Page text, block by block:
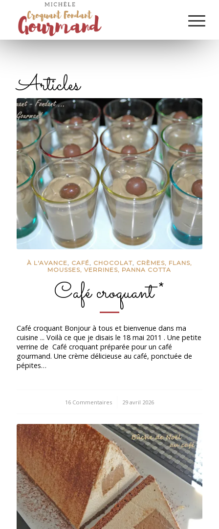
Articles
À L'AVANCE, CAFÉ, CHOCOLAT, CRÈMES, FLANS,
MOUSSES, VERRINES, PANNA COTTA
Café croquant *
Café croquant Bonjour à tous et bienvenue dans ma
cuisine ... Voilà ce que je disais le 18 mai 2011 . Une petite
verrine de Café croquant préparée pour un café
gourmand. Une crème délicieuse au café, ponctuée de
pépites…
16 Commentaires
/ 29 avril 2026